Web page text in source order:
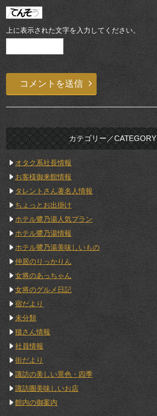
上に表示された文字を入力してください。
カテゴリー／CATEGORY
オタク系社長情報
お客様御来館情報
タレントさん著名人情報
ちょっとお出掛け
ホテル鷺乃湯人気プラン
ホテル鷺乃湯情報
ホテル鷺乃湯美味しいもの
仲居のりっかりん
女将のあっちゃん
女将のグルメ日記
宿だより
未分類
猫さん情報
社員情報
街だより
諏訪の美しい景色・四季
諏訪圏美味しいお店
館内の御案内